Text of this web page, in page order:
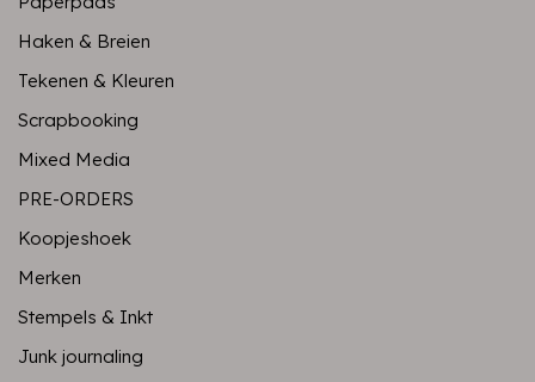
Haken & Breien
Tekenen & Kleuren
Scrapbooking
Mixed Media
PRE-ORDERS
Koopjeshoek
Merken
Stempels & Inkt
Junk journaling